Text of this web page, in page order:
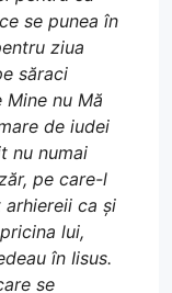
se punea în
ziua
săraci
nu Mă
de iudei
nu numai
pe care-l
ca și
lui,
în Iisus.
se